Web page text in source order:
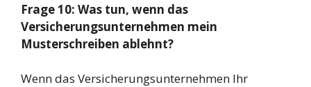
Frage 10: Was tun, wenn das
Versicherungsunternehmen mein
Musterschreiben ablehnt?
Wenn das Versicherungsunternehmen Ihr